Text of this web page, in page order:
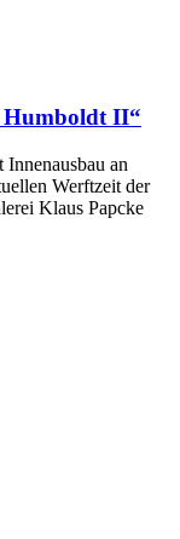
Humboldt II“
an
Werftzeit der
Klaus Papcke